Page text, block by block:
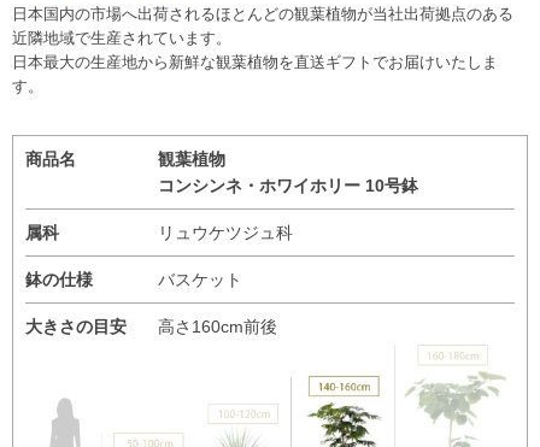
日本国内の市場へ出荷されるほとんどの観葉植物が当社出荷拠点のある
近隣地域で生産されています。
日本最大の生産地から新鮮な観葉植物を直送ギフトでお届けいたしま
す。
商品名
観葉植物
コンシンネ・ホワイホリー 10号鉢
属科 リュウケツジュ科
鉢の仕様 バスケット
大きさの目安 高さ160cm前後